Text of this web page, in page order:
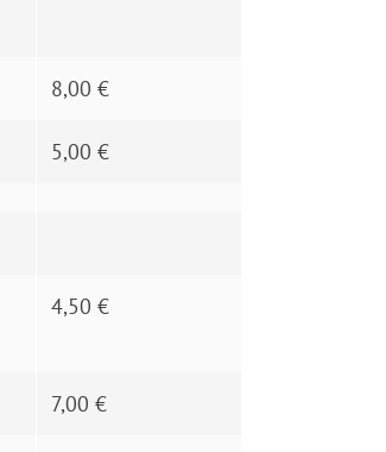
8,00 €
5,00 €
4,50 €
7,00 €